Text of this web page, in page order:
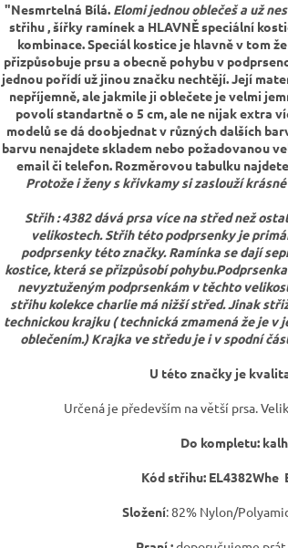
"Nesmrtelná Bílá. Elomi jednou oblečeš a už
střihu , šířky ramínek a HLAVNĚ speciální
kombinace. Speciál kostice je hlavně v tom
přizpůsobuje prsu a obecně pohybu v
jednou pořídí už jinou značku nechtějí. Její
nepříjemně, ale jakmile ji oblečete je velmi
povolí standartně o 5 cm, ale ne nijak extra
modelů se dá doobjednat v různých dalších
barvu nenajdete skladem nebo požadovanou
email či telefon. Rozměrovou tabulku
Protože i ženy s křivkamy si zaslouží
Střih : 4382 dává prsa více na střed než
velikostech. Střih této podprsenky je
podprsenky této značky. Ramínka se dají
kostice, která se přizpůsobí
nevyztuženým podprsenkám v těchto
střihu kolekce charlie má nižší střed. Jinak
technickou krajku ( technická zmamená že je v
oblečením.) Krajka ve středu je i v spodní
U této značky je
Určená je především na větší prsa.
Do kompletu:
Kód střihu: EL4382Whe
Složení: 82% Nylon/